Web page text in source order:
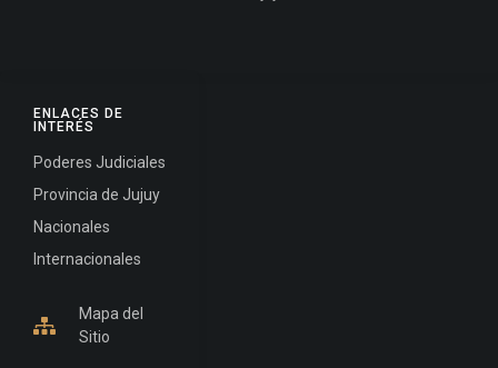
ENLACES DE
INTERÉS
Poderes Judiciales
Provincia de Jujuy
Nacionales
Internacionales
Mapa del
Sitio